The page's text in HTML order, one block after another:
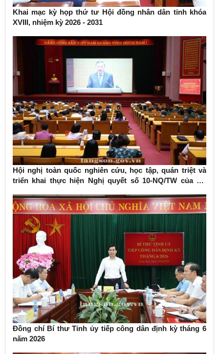
Khai mạc kỳ họp thứ tư Hội đồng nhân dân tỉnh khóa
XVIII, nhiệm kỳ 2026 - 2031
Hội nghị toàn quốc nghiên cứu, học tập, quán triệt và
triển khai thực hiện Nghị quyết số 10-NQ/TW của Bộ
Đồng chí Bí thư Tỉnh ủy tiếp công dân định kỳ tháng 6
năm 2026